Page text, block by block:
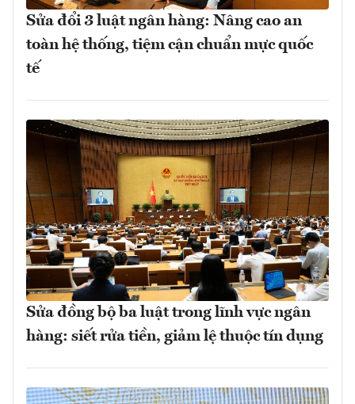
Sửa đổi 3 luật ngân hàng: Nâng cao an
toàn hệ thống, tiệm cận chuẩn mực quốc
tế
Sửa đồng bộ ba luật trong lĩnh vực ngân
hàng: siết rửa tiền, giảm lệ thuộc tín dụng